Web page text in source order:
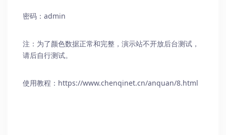
密码：admin
注：为了颜色数据正常和完整，演示站不开放后台测试，
请后自行测试。
使用教程： https://www.chenqinet.cn/anquan/8.html